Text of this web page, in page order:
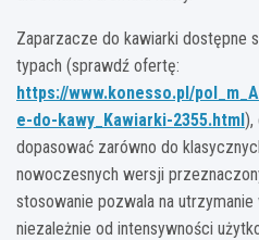
Zaparzacze do kawiarki dostępne
typach (sprawdź ofertę:
https://www.konesso.pl/
e-do-kawy_Kawiarki-2355.html),
dopasować zarówno do
nowoczesnych wersji
stosowanie pozwala na
niezależnie od intensywności